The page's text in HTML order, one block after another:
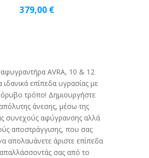
379,00 €
AVRA, 10 & 12
ιδανικά επίπεδα υγρασίας με
τρόπο! Δημιουργήστε
άνεσης, μέσω της
συνεχούς αφύγρανσης αλλά
αποστράγγισης, που σας
απολαυάνετε άριστε επίπεδα
σας από το